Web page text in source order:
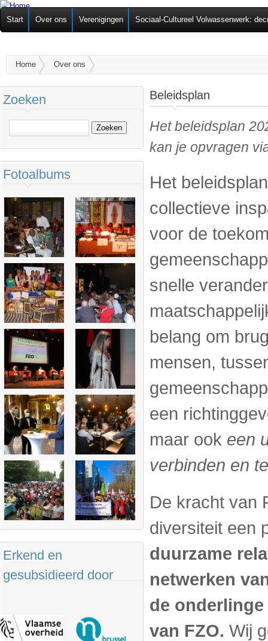
Federatie van
Zelforganisaties
Start Over ons Verenigingen Sociaal-Cultureel Volwassenwerk:
U bent hier
Home Over ons
Beleidsplan
Het beleidsplan
kan je opvragen
Het
collectieve
voor de
snelle
belang om
mensen,
een
maar ook een
verbinden en
De kracht van
diversiteit een
duurzame
netwerken
de
van FZO. Wij
Zoeken
Fotoalbums
Erkend en
gesubsidieerd door